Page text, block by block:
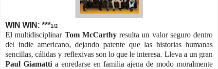
WIN WIN: ***1/2
El multidisciplinar Tom McCarthyresulta un valor seguro dentro
del indie americano, dejando patente que las historias humanas
sencillas, cálidas y reflexivas son lo que le interesa. Lleva a un gran
Paul Giamattia enredarse en familia ajena de modo moralmente